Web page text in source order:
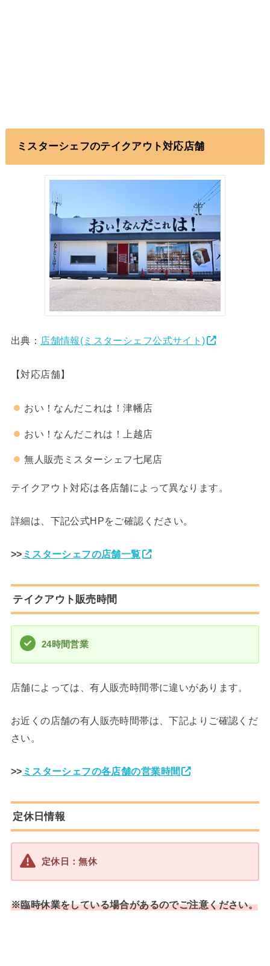
ミスターシェフのテイクアウト対応店舗
出典： 店舗情報(ミスターシェフ公式サイト)
【対応店舗】
おい！なんだこれは！津幡店
おい！なんだこれは！上越店
無人販売ミスターシェフ七尾店
テイクアウト対応は各店舗によって異なります。
詳細は、下記公式HPをご確認ください。
>> ミスターシェフの店舗一覧
テイクアウト販売時間
24時間営業
店舗によっては、有人販売時間帯に違いがあります。
お近くの店舗の有人販売時間帯は、下記よりご確認くだ
さい。
>> ミスターシェフの各店舗の営業時間
定休日情報
定休日：無休
※臨時休業をしている場合があるのでご注意ください。